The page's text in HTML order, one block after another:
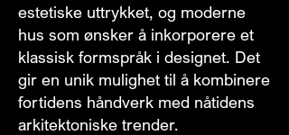
estetiske uttrykket, og moderne
hus som ønsker å inkorporere et
klassisk formspråk i designet. Det
gir en unik mulighet til å kombinere
fortidens håndverk med nåtidens
arkitektoniske trender.